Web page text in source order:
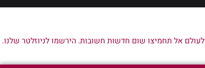
לעולם אל תחמיצו שום חדשות חשובות. הירשמו לניוזלטר שלנו.